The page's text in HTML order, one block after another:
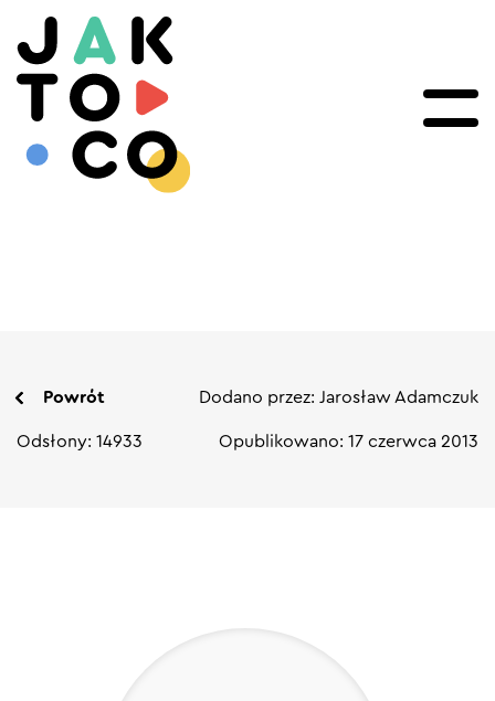
Powrót Dodano przez: Jarosław Adamczuk
Odsłony: 14933 Opublikowano: 17 czerwca 2013